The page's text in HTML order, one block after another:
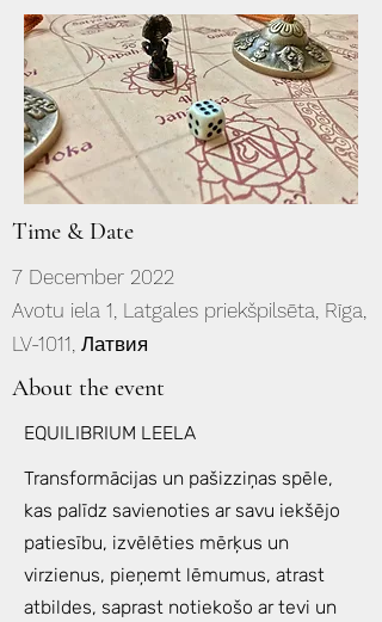
Time & Date
7 December 2022
Avotu iela 1, Latgales priekšpilsēta, Rīga,
LV-1011, Латвия
About the event
EQUILIBRIUM LEELA
Transformācijas un pašizziņas spēle,
kas palīdz savienoties ar savu iekšējo
patiesību, izvēlēties mērķus un
virzienus, pieņemt lēmumus, atrast
atbildes, saprast notiekošo ar tevi un